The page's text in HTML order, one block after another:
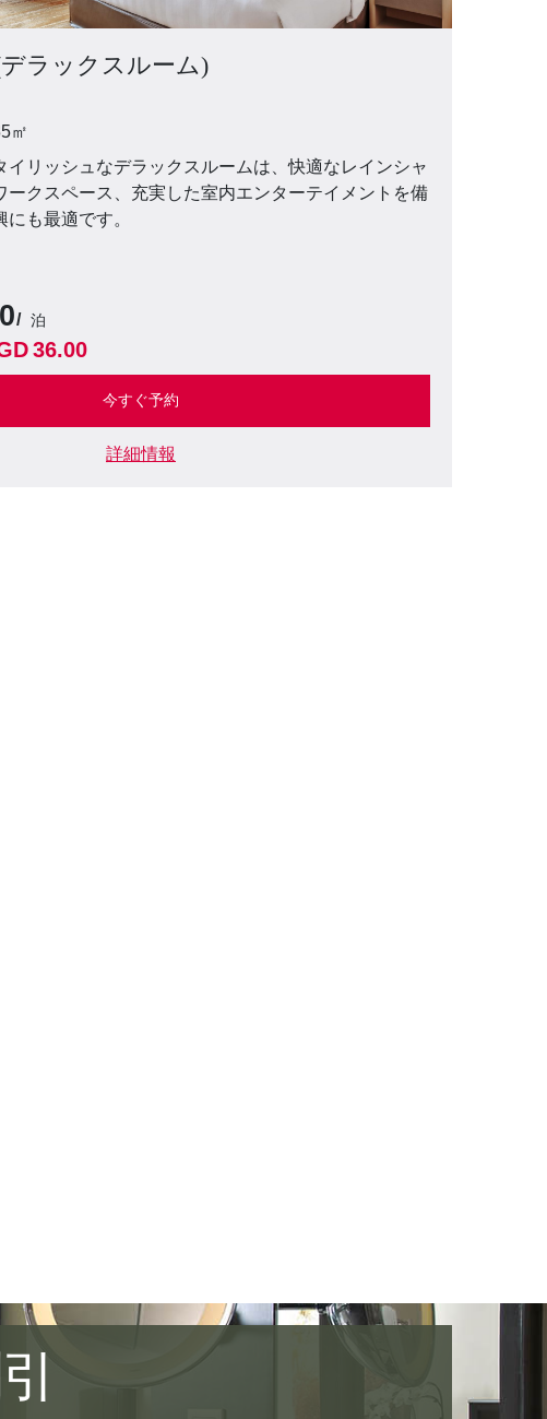
デラックスルーム)
㎡
イリッシュなデラックスルームは、快適なレインシャ
ークスペース、充実した室内エンターテイメントを備
も最適です。
泊
36.00
今すぐ予約
詳細情報